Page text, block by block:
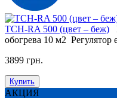
TCH-RA 500 (цвет – беж)
обогрева 10 м2 Регулятор
3899 грн.
Купить
АКЦИЯ